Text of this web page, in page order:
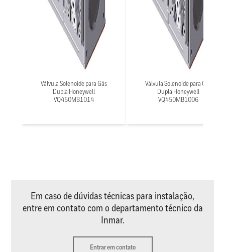
Válvula Solenoide para Gás
Dupla Honeywell
VQ450MB1014
Válvula Solenoide para Gás
Dupla Honeywell
VQ450MB1006
Em caso de dúvidas técnicas para instalação,
entre em contato com o departamento técnico da
Inmar.
Entrar em contato